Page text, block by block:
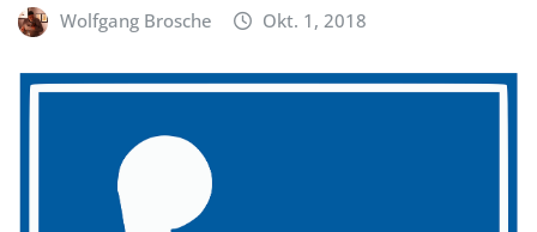
Wolfgang Brosche Okt. 1, 2018